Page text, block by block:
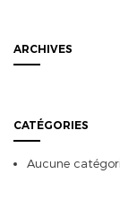
ARCHIVES
CATÉGORIES
Aucune